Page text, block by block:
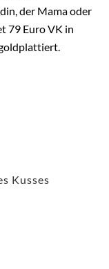
der Mama oder
79 Euro VK in
Kusses